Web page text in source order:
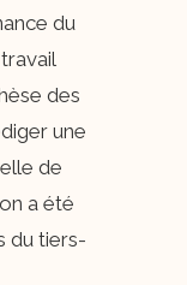
du
des
une
de
a été
du tiers-